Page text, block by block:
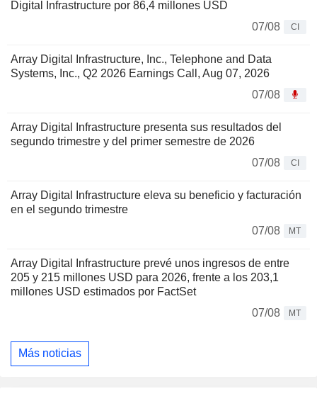
Digital Infrastructure por 86,4 millones USD
07/08
CI
Array Digital Infrastructure, Inc., Telephone and Data
Systems, Inc., Q2 2026 Earnings Call, Aug 07, 2026
07/08
Array Digital Infrastructure presenta sus resultados del
segundo trimestre y del primer semestre de 2026
07/08
CI
Array Digital Infrastructure eleva su beneficio y facturación
en el segundo trimestre
07/08
MT
Array Digital Infrastructure prevé unos ingresos de entre
205 y 215 millones USD para 2026, frente a los 203,1
millones USD estimados por FactSet
07/08
MT
Más noticias